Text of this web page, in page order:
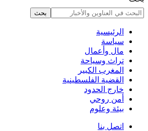
الرئيسية
سياسة
مال وأعمال
تراث وسياحة
المغرب الكبير
القضية الفلسطينية
خارج الحدود
أمن روحي
بيئة وعلوم
اتصل بنا